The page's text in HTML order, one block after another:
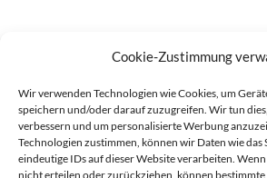
Cookie-Zustimmung
Wir verwenden Technologien wie Cookies, um
speichern und/oder darauf zuzugreifen. Wir tun
verbessern und um personalisierte Werbung
Technologien zustimmen, können wir Daten wie
eindeutige IDs auf dieser Website verarbeiten.
nicht erteilen oder zurückziehen, können